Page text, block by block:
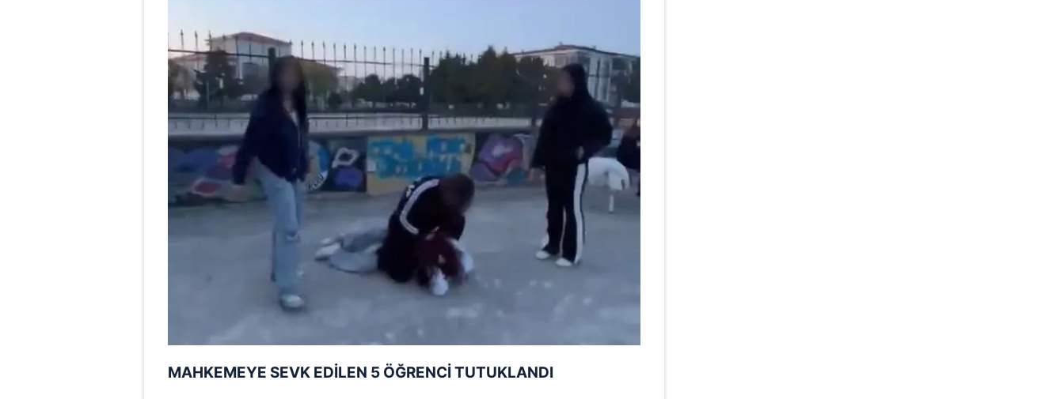
MAHKEMEYE SEVK EDİLEN 5 ÖĞRENCİ TUTUKLANDI